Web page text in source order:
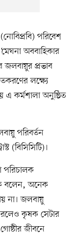
পরিবেশ
অববাহিকার
জলবায়ুর প্রভাব
লক্ষ্যে
এ কর্মশালা অনুষ্ঠিত
পরিবর্তন
(বিসিসিটি)।
পরিচালক
বলেন, অনেক
না। জলবায়ু
কৃষক সেটার
জীবনে